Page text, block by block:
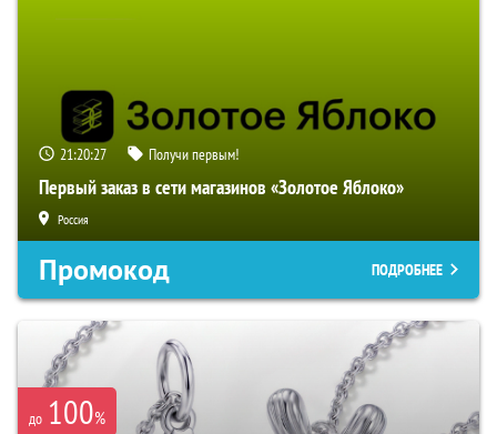
21:20:26 Получи первым!
Первый заказ в сети магазинов «Золотое Яблоко»
Россия
Промокод ПОДРОБНЕЕ
до 100%